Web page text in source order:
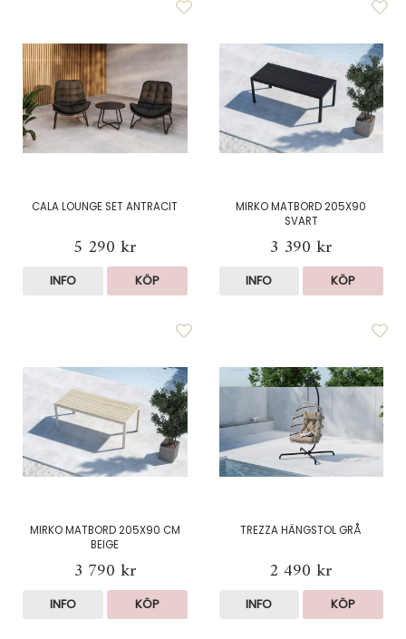
CALA LOUNGE SET ANTRACIT
5 290 kr
INFO KÖP
MIRKO MATBORD 205X90
SVART
3 390 kr
INFO KÖP
MIRKO MATBORD 205X90 CM
BEIGE
3 790 kr
INFO KÖP
TREZZA HÄNGSTOL GRÅ
2 490 kr
INFO KÖP